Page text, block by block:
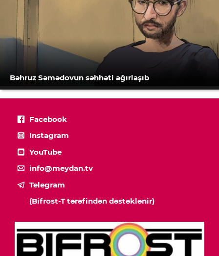
Bəhruz Səmədovun səhhəti ağırlaşıb
Facebook
Instagram
YouTube
info@meydan.tv
Telegram
(Bifrost-T tərəfindən dəstəklənir)